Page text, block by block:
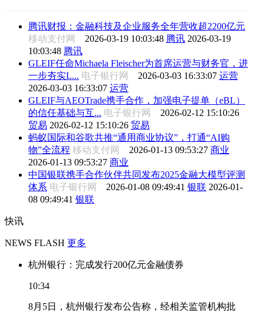
腾讯财报：金融科技及企业服务全年营收超2200亿元
移动支付网 2026-03-19 10:03:48 腾讯 2026-03-19
10:03:48 腾讯
GLEIF任命Michaela Fleischer为首席运营与财务官，进
一步夯实L... 电子银行网 2026-03-03 16:33:07 运营
2026-03-03 16:33:07 运营
GLEIF与AEOTrade携手合作，加强电子提单（eBL）
的信任基础与互... 电子银行网 2026-02-12 15:10:26
贸易 2026-02-12 15:10:26 贸易
蚂蚁国际和谷歌共推“通用商业协议”，打通“AI购
物”全流程 移动支付网 2026-01-13 09:53:27 商业
2026-01-13 09:53:27 商业
中国银联携手合作伙伴共同发布2025金融大模型评测
体系 电子银行网 2026-01-08 09:49:41 银联 2026-01-
08 09:49:41 银联
快讯
NEWS FLASH 更多
杭州银行：完成发行200亿元金融债券
10:34
8月5日，杭州银行发布公告称，经相关监管机构批